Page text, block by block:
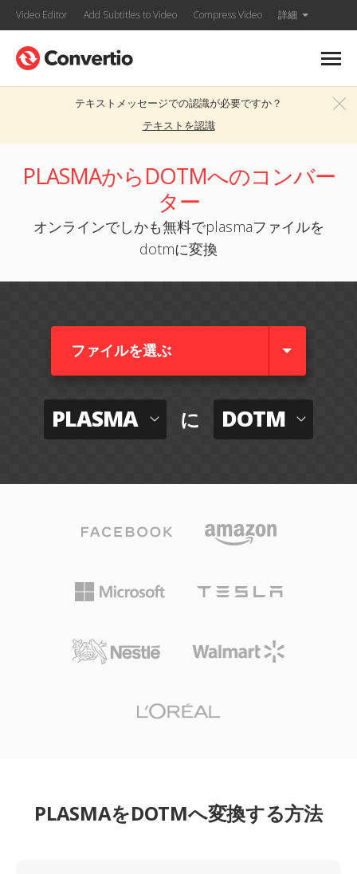
Video Editor Add Subtitles to Video Compress Video 詳細
テキストメッセージでの認識が必要ですか？
テキストを認識
PLASMAからDOTMへのコンバー
ター
オンラインでしかも無料でplasmaファイルを
dotmに変換
ファイルを選ぶ
PLASMA に DOTM
PLASMAをDOTMへ変換する方法